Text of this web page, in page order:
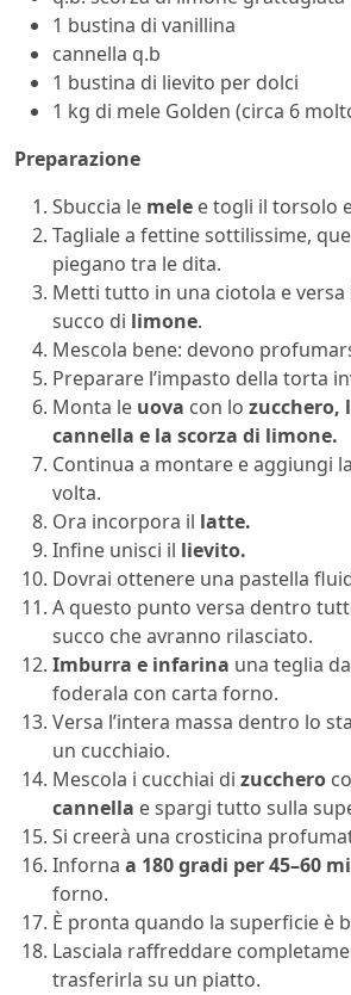
1 bustina di vanillina
cannella q.b
1 bustina di lievito per dolci
1 kg di mele Golden (circa 6
Preparazione
Sbuccia le mele e togli il torsolo
Tagliale a fettine sottilissime,
piegano tra le dita.
Metti tutto in una ciotola e versa
succo di limone.
Mescola bene: devono
Preparare l’impasto della torta
Monta le uova con lo zucchero,
cannella e la scorza di limone.
Continua a montare e aggiungi
volta.
Ora incorpora il latte.
Infine unisci il lievito.
Dovrai ottenere una pastella
A questo punto versa dentro
succo che avranno rilasciato.
Imburra e infarina una teglia
foderala con carta forno.
Versa l’intera massa dentro lo
un cucchiaio.
Mescola i cucchiai di zucchero
cannella e spargi tutto sulla
Si creerà una crosticina
Inforna a 180 gradi per 45–60
forno.
È pronta quando la superficie è
Lasciala raffreddare
trasferirla su un piatto.